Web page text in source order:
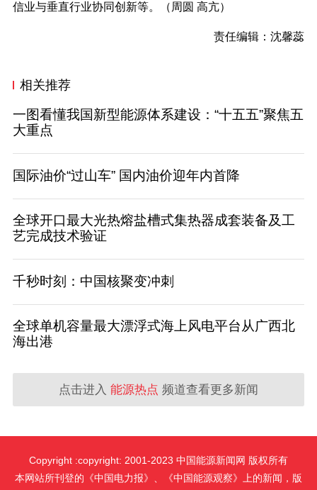
信业与垂直行业协同创新等。（ 周圆 高亢）
责任编辑：沈馨蕊
相关推荐
一图看懂我国新型能源体系建设：“十五五”聚焦五
大重点
国际油价“过山车” 国内油价迎年内首降
全球开口最大光热熔盐槽式集热器成套装备及工
艺完成技术验证
千秒时刻：中国核聚变冲刺
全球单机容量最大漂浮式海上风电平台从广西北
海出港
点击进入 能源热点 频道查看更多新闻
Copyright :copyright: 2001-2023 中国能源新闻网 版权所有
本网站所刊登的《中国电力报》、《中国能源观察》上的新闻，版